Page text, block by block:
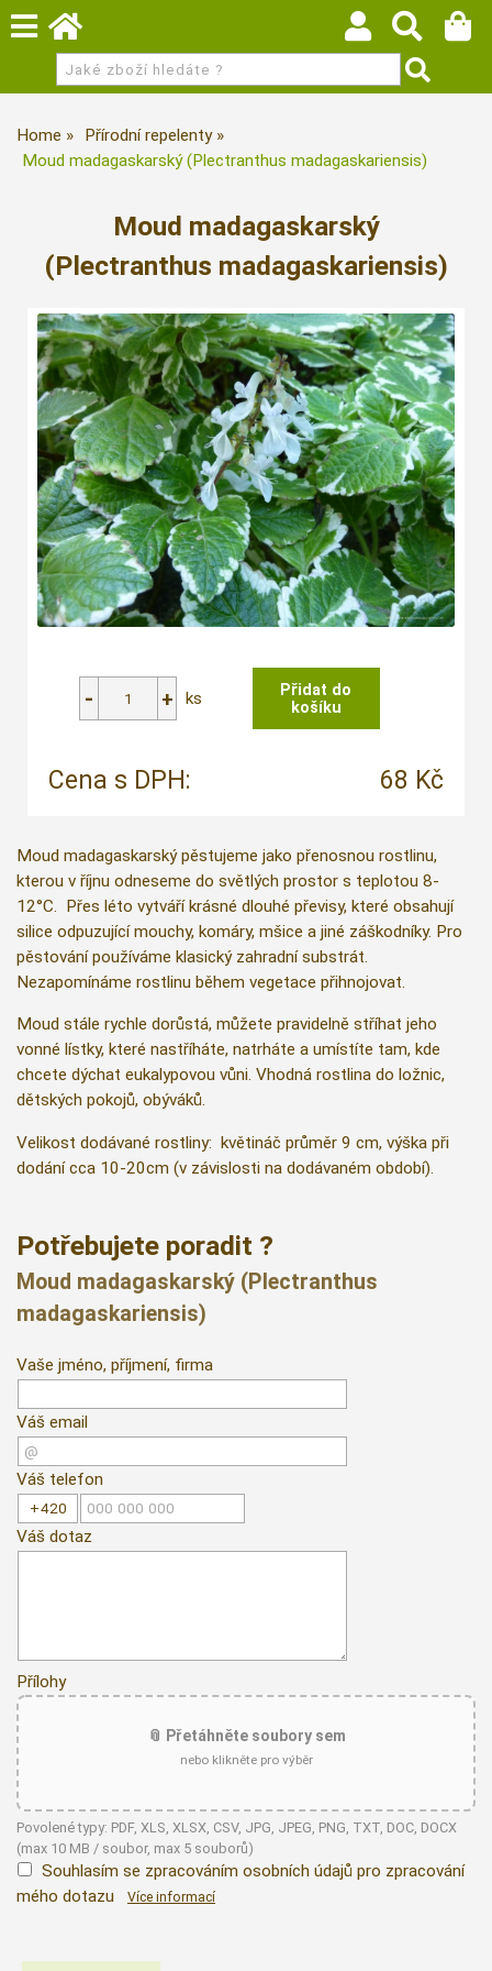
Home
Přírodní repelenty
Moud madagaskarský (Plectranthus madagaskariensis)
Moud madagaskarský
(Plectranthus madagaskariensis)
ks
Cena s DPH: 68 Kč
Moud madagaskarský pěstujeme jako přenosnou rostlinu,
kterou v říjnu odneseme do světlých prostor s teplotou 8-
12°C. Přes léto vytváří krásné dlouhé převisy, které obsahují
silice odpuzující mouchy, komáry, mšice a jiné záškodníky. Pro
pěstování používáme klasický zahradní substrát.
Nezapomínáme rostlinu během vegetace přihnojovat.
Moud stále rychle dorůstá, můžete pravidelně stříhat jeho
vonné lístky, které nastříháte, natrháte a umístíte tam, kde
chcete dýchat eukalypovou vůni. Vhodná rostlina do ložnic,
dětských pokojů, obýváků.
Velikost dodávané rostliny: květináč průměr 9 cm, výška při
dodání cca 10-20cm (v závislosti na dodávaném období).
Potřebujete poradit ?
Moud madagaskarský (Plectranthus
madagaskariensis)
Vaše jméno, příjmení, firma
Váš email
Váš telefon
Váš dotaz
Přílohy
📎 Přetáhněte soubory sem
nebo klikněte pro výběr
Povolené typy: PDF, XLS, XLSX, CSV, JPG, JPEG, PNG, TXT, DOC, DOCX
(max 10 MB / soubor, max 5 souborů)
Souhlasím se zpracováním osobních údajů pro zpracování
mého dotazu
Více informací